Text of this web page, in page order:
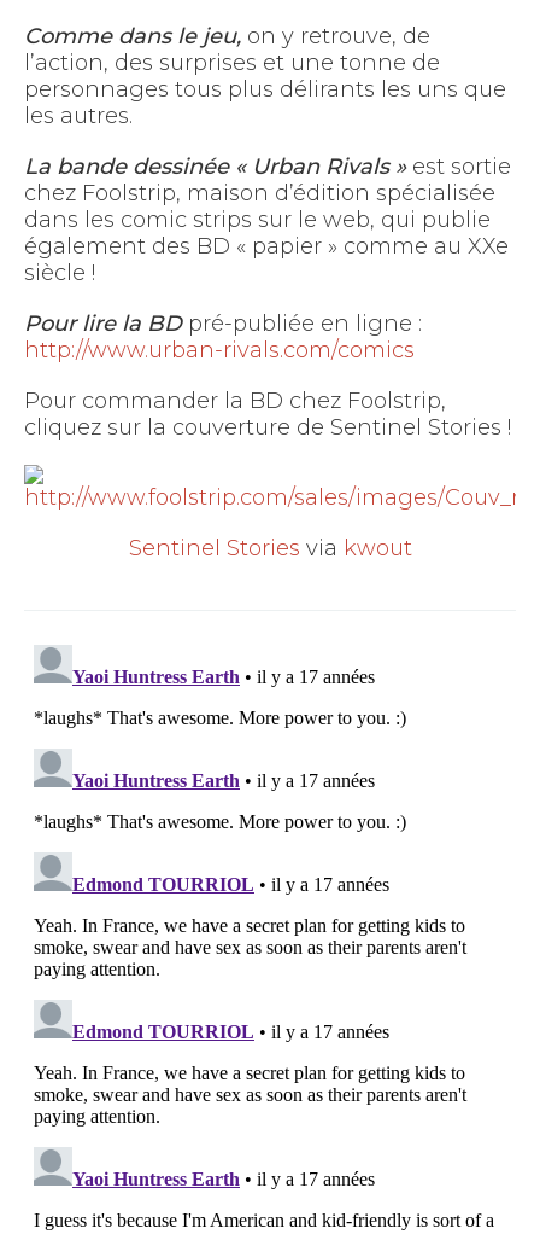
Comme dans le jeu, on y retrouve, de
l’action, des surprises et une tonne de
personnages tous plus délirants les uns que
les autres.
La bande dessinée « Urban Rivals » est sortie
chez Foolstrip, maison d’édition spécialisée
dans les comic strips sur le web, qui publie
également des BD « papier » comme au XXe
siècle !
Pour lire la BDpré-publiée en ligne :
http://www.urban-rivals.com/comics
Pour commander la BD chez Foolstrip,
cliquez sur la couverture de Sentinel Stories !
Sentinel Stories via kwout